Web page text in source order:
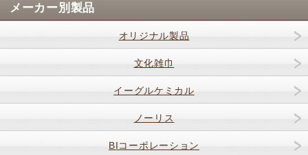
メーカー別製品
オリジナル製品
文化雑巾
イーグルケミカル
ノーリス
BIコーポレーション